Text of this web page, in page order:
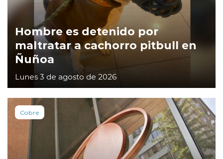
Hombre es detenido por
maltratar a cachorro pitbull en
Ñuñoa
Lunes 3 de agosto de 2026
Cobre